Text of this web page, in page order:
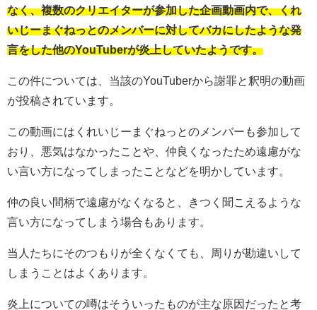
なく、複数のクリエイターが参加した企画動画内で、くれ
いじーまぐねっとのメンバーに対してバカにしたような発
言をした他のYouTuberが炎上していたようです。
この件については、当該のYouTuberから謝罪と釈明の動画
が投稿されています。
この動画にはくれいじーまぐねっとのメンバーも参加して
おり、悪気はなかったことや、仲良くなったため遠慮がな
い言い方になってしまったことなどを明かしています。
仲の良い間柄で遠慮がなくなると、きつく聞こえるような
言い方になってしまう場合もあります。
当人たちにそのつもりが全くなくても、周りが勘違いして
しまうことはよくあります。
炎上についての噂はそういったものが主な原因だったと考